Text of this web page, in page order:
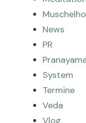
News
PR
System
Termine
Veda
Vlog